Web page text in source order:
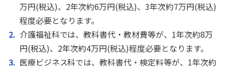
万円(税込)、2年次約6万円(税込)、3年次約7万円(税込)
程度必要となります。
介護福祉科では、教科書代・教材費等が、1年次約8万
円(税込)、2年次約4万円(税込)程度必要となります。
医療ビジネス科では、教科書代・検定料等が、1年次約